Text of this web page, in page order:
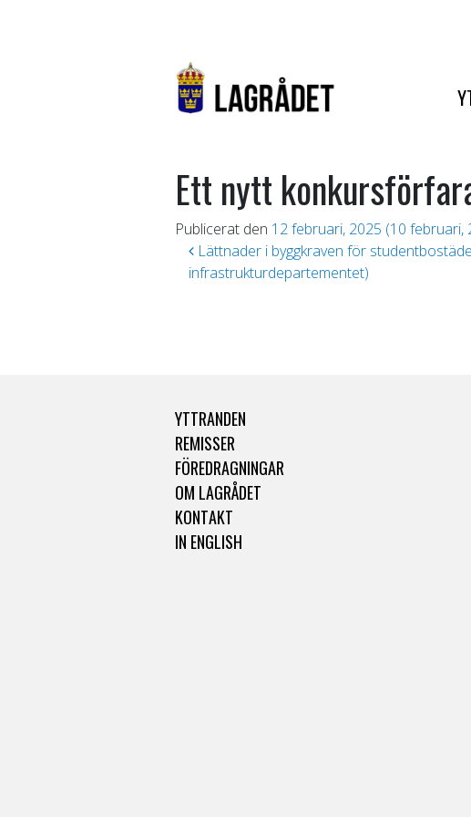
Ett nytt
Publicerat den 12 februari, 2025 (10 februari,
Inläggsnavigering
Lättnader i byggkraven för
infrastrukturdepartementet)
YTTRANDEN
REMISSER
FÖREDRAGNINGAR
OM LAGRÅDET
KONTAKT
IN ENGLISH